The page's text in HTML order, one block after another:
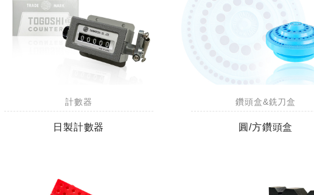
計數器
日製計數器
鑽頭盒&銑刀盒
圓/方鑽頭盒